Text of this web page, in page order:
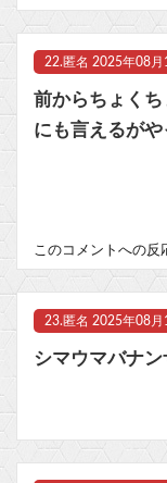
22. 匿名 2025年08月
前からちょく
にも言えるがや
このコメントへの反
23. 匿名 2025年08月
シマウマバナ